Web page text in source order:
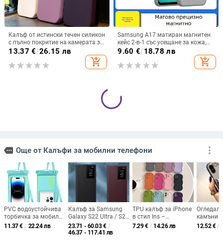
Калъф от истински течен силикон
с пълно покритие на камерата за
iPhone 14 Pro Max, iPhone 13 Pro
и iPhone 12 — удароустойчив
13.37 €/26.15 лв
add_shopping_cart
Samsung A17 матиран магнитен
кейс 2-в-1 със усещане за кожа,
удароустойчива обвивка от
червено, лилаво, синьо, черно
9.60 €/18.78 лв
add_shopping_cart
Калъф за телефон с отделение за
карти, PU/TPU кожа и метален
пръстен; ръчна изработка,
против изпускане, за Samsung
21.72€ 42.48 лв
add_shopping_cart
Подходящ за Samsung A73,
кожен калъф за мобилен телефон
A36/A16, калъф за мобилен
телефон A26/A56, флип калъф,
защитен калъф, невидима скоба.
13.32 €/26.05 лв
add_shopping_cart